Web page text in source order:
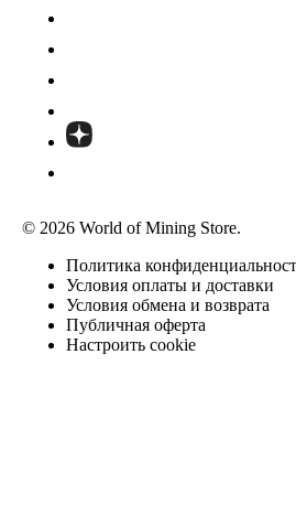
© 2026 World of Mining Store.
Политика
Условия оплаты и доставки
Условия обмена и возврата
Публичная оферта
Настроить cookie